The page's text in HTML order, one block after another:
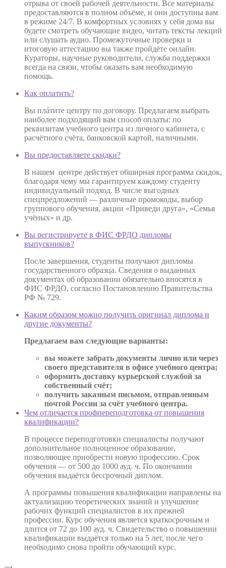
отрыва от своей рабочей деятельности. Все материалы
предоставляются в полном объёме, и они доступны вам
в режиме 24/7. В комфортных условиях у себя дома вы
будете смотреть обучающие видео, читать тексты лекций
или слушать аудио. Промежуточные проверки и
итоговую аттестацию вы также пройдёте онлайн.
Кураторы, научные руководители, служба поддержки
всегда на связи, чтобы оказать вам необходимую
помощь.
Как оплатить?
Вы плáтите центру по договору. Предлагаем выбрать
наиболее подходящий вам способ оплаты: по
реквизитам учебного центра из личного кабинета, с
расчётного счёта, банковской картой, наличными.
Вы предоставляете скидки?
В нашем центре действует обширная программа скидок,
благодаря чему мы гарантируем каждому студенту
индивидуальный подход. В числе выгодных
спецпредложений — различные промокоды, выбор
группового обучения, акции «Приведи друга», «Семья
учёных» и др.
Вы регистрируете в ФИС ФРДО дипломы
выпускников?
После завершения, студенты получают дипломы
государственного образца. Сведения о выданных
документах об образовании обязательно вносятся в
ФИС ФРДО, согласно Постановлению Правительства
РФ № 729.
Каким образом можно получить оригинал диплома и
другие документы?
Предлагаем вам следующие варианты:
вы можете забрать документы лично или через
своего представителя в офисе учебного центра;
оформить доставку курьерской службой за
собственный счёт;
получить заказным письмом, отправленным
почтой России за счёт учебного центра.
Чем отличается профпереподготовка от повышения
квалификации?
В процессе переподготовки специалисты получают
дополнительное полноценное образование,
позволяющее приобрести новую профессию. Срок
обучения — от 500 до 1000 ауд. ч. По окончании
обучения выдаётся бессрочный диплом.
А программы повышения квалификации направлены на
актуализацию теоретических знаний и улучшение
рабочих функций специалистов в их прежней
профессии. Курс обучения является краткосрочным и
длится от 72 до 100 ауд. ч. Свидетельство о повышении
квалификации выдаётся только на 5 лет, после чего
необходимо снова пройти обучающий курс.